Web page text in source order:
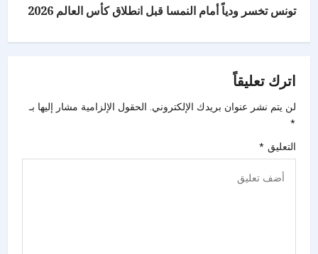
تونس تخسر ودياً أمام النمسا قبل انطلاق كأس العالم 2026
اترك تعليقاً
لن يتم نشر عنوان بريدك الإلكتروني. الحقول الإلزامية مشار إليها بـ
*
التعليق *